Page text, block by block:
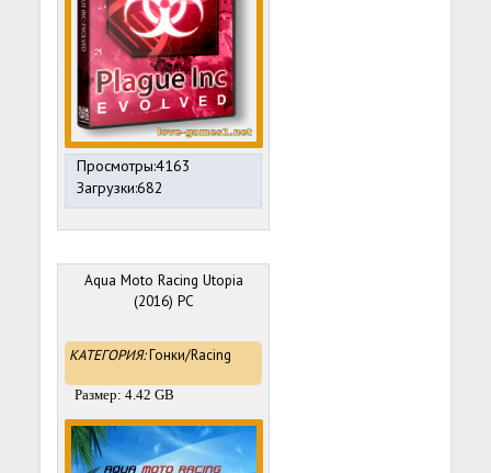
Просмотры:4163
Загрузки:682
Aqua Moto Racing Utopia
(2016) PC
КАТЕГОРИЯ:Гонки/Racing
Размер: 4.42 GB